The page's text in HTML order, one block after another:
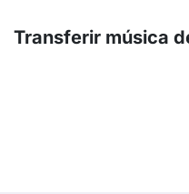
Transferir música